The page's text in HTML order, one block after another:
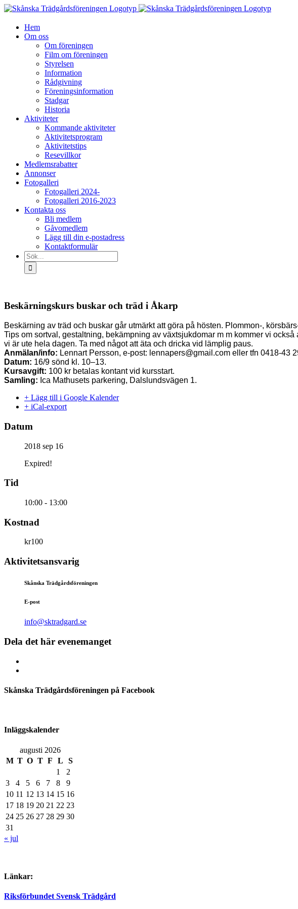
Fortsätt
innehållet
Hem
Om oss
Om föreningen
Film om föreningen
Styrelsen
Information
Rådgivning
Föreningsinformation
Stadgar
Historia
Aktiviteter
Kommande aktiviteter
Aktivitetsprogram
Aktivitetstips
Resevillkor
Medlemsrabatter
Annonser
Fotogalleri
Fotogalleri 2024-
Fotogalleri 2016-2023
Kontakta oss
Bli medlem
Gåvomedlem
Lägg till din e-postadress
Kontaktformulär
Sök
efter:
Beskärningskurs buskar och träd i Åkarp
Beskärning av träd och buskar går utmärkt att göra på hösten. Plommon-,
Tips om sortval, gestaltning, bekämpning av växtsjukdomar m m kommer vi
vi är ute hela dagen. Ta med något att äta och dricka vid lämplig paus.
Anmälan/info: Lennart Persson, e-post: lennapers@gmail.com eller tfn 0418-43
Datum: 16/9 sönd kl. 10–13.
Kursavgift: 100 kr betalas kontant vid kursstart.
Samling: Ica Mathusets parkering, Dalslundsvägen 1.
+ Lägg till i Google Kalender
+ iCal-export
Datum
2018 sep 16
Expired!
Tid
10:00 - 13:00
Kostnad
kr100
Aktivitetsansvarig
Skånska Trädgårdsföreningen
E-post
info@sktradgard.se
Dela det här evenemanget
Skånska Trädgårdsföreningen på Facebook
Inläggskalender
augusti 2026
M T O T F L
S
1
2
3
4 5 6 7 8
9
10 11 12 13 14 15 16
17 18 19 20 21 22 23
24 25 26 27 28 29 30
31
« jul
Länkar:
Riksförbundet Svensk Trädgård